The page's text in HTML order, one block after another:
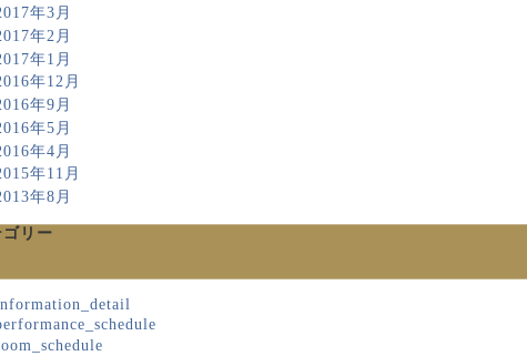
年3月
年2月
年1月
年12月
年9月
年5月
年4月
年11月
年8月
リー